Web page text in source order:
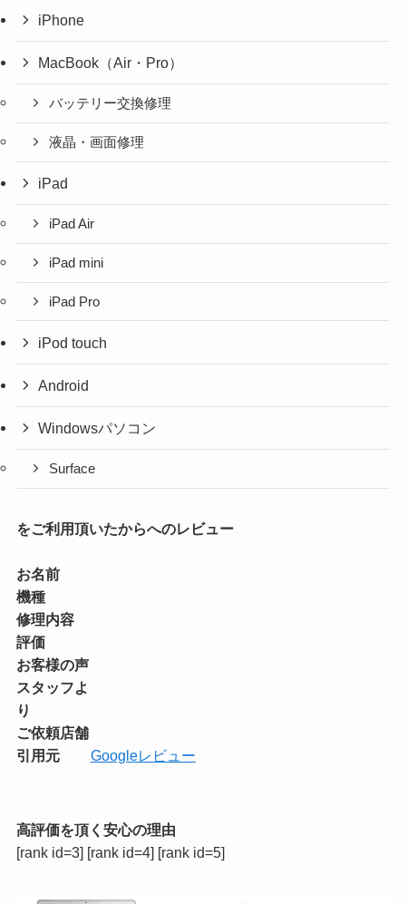
iPhone
MacBook（Air・Pro）
バッテリー交換修理
液晶・画面修理
iPad
iPad Air
iPad mini
iPad Pro
iPod touch
Android
Windowsパソコン
Surface
をご利用頂いたからへのレビュー
お名前
機種
修理内容
評価
お客様の声
スタッフよ
り
ご依頼店舗
引用元
Googleレビュー
高評価を頂く安心の理由
[rank id=3] [rank id=4] [rank id=5]